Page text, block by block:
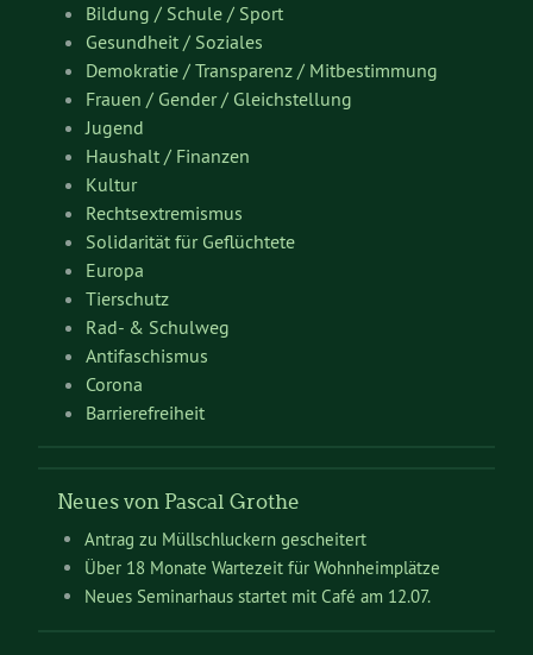
Bildung / Schule / Sport
Gesundheit / Soziales
Demokratie / Transparenz / Mitbestimmung
Frauen / Gender / Gleichstellung
Jugend
Haushalt / Finanzen
Kultur
Rechtsextremismus
Solidarität für Geflüchtete
Europa
Tierschutz
Rad- & Schulweg
Antifaschismus
Corona
Barrierefreiheit
Neues von Pascal Grothe
Antrag zu Müllschluckern gescheitert
Über 18 Monate Wartezeit für Wohnheimplätze
Neues Seminarhaus startet mit Café am 12.07.